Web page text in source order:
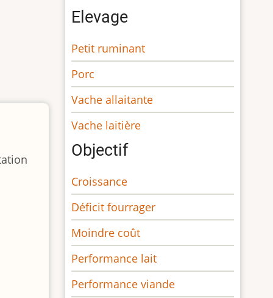
Elevage
Petit ruminant
Porc
Vache allaitante
Vache laitière
Objectif
Croissance
Déficit fourrager
Moindre coût
Performance lait
Performance viande